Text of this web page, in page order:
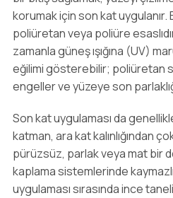
korumak için son kat
poliüretan veya poliüre
zamanla güneş ışığına (UV)
eğilimi gösterebilir; poliüretan
engeller ve yüzeye son
Son kat uygulaması da
katman, ara kat kalınlığından
pürüzsüz, parlak veya mat bir
kaplama sistemlerinde
uygulaması sırasında ince